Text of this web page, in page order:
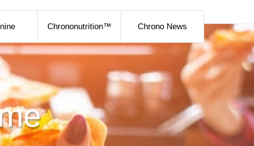
Chrononutrition™ Chrono News